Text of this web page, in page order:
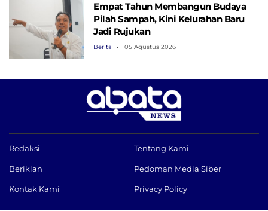
Empat Tahun Membangun Budaya
Pilah Sampah, Kini Kelurahan Baru
Jadi Rujukan
Berita 05 Agustus 2026
Redaksi Tentang Kami
Beriklan Pedoman Media Siber
Kontak Kami Privacy Policy